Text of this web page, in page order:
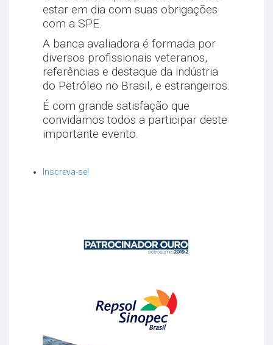
estar em dia com suas obrigações
com a SPE.
A banca avaliadora é formada por
diversos profissionais veteranos,
referências e destaque da indústria
do Petróleo no Brasil, e estrangeiros.
É com grande satisfação que
convidamos todos a participar deste
importante evento.
Inscreva-se!